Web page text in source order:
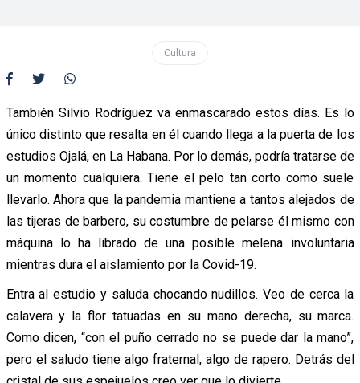
Cultura
También Silvio Rodríguez va enmascarado estos días. Es lo
único distinto que resalta en él cuando llega a la puerta de los
estudios Ojalá, en La Habana. Por lo demás, podría tratarse de
un momento cualquiera. Tiene el pelo tan corto como suele
llevarlo. Ahora que la pandemia mantiene a tantos alejados de
las tijeras de barbero, su costumbre de pelarse él mismo con
máquina lo ha librado de una posible melena involuntaria
mientras dura el aislamiento por la Covid-19.
Entra al estudio y saluda chocando nudillos. Veo de cerca la
calavera y la flor tatuadas en su mano derecha, su marca.
Como dicen, “con el puño cerrado no se puede dar la mano”,
pero el saludo tiene algo fraternal, algo de rapero. Detrás del